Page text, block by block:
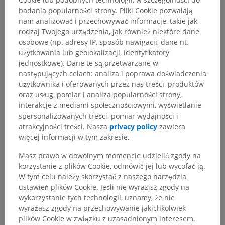
Powiązane struktury:
Więzadło kruczo-barkowe
Więzadło poprzeczne łopatki górne
Więzadło poprzeczne łopatki dolne
Anatomia człowieka 1
Porównawcza anatomia zwierząt
Tłumaczenia
Zauważyłeś błąd?
badania popularności strony. Pliki Cookie pozwalają
nam analizować i przechowywać informacje, takie jak
rodzaj Twojego urządzenia, jak również niektóre dane
osobowe (np. adresy IP, sposób nawigacji, dane nt.
użytkowania lub geolokalizacji, identyfikatory
jednostkowe). Dane te są przetwarzane w
następujących celach: analiza i poprawa doświadczenia
użytkownika i oferowanych przez nas treści, produktów
oraz usług, pomiar i analiza popularności strony,
interakcje z mediami społecznościowymi, wyświetlanie
spersonalizowanych treści, pomiar wydajności i
atrakcyjności treści. Nasza privacy policy zawiera
więcej informacji w tym zakresie.
Masz prawo w dowolnym momencie udzielić zgody na
korzystanie z plików Cookie, odmówić jej lub wycofać ją.
W tym celu należy skorzystać z naszego narzędzia
ustawień plików Cookie. Jeśli nie wyrazisz zgody na
wykorzystanie tych technologii, uznamy, że nie
wyrażasz zgody na przechowywanie jakichkolwiek
plików Cookie w związku z uzasadnionym interesem.